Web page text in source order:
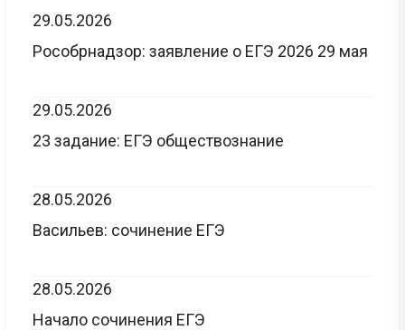
29.05.2026
Рособрнадзор: заявление о ЕГЭ 2026 29 мая
29.05.2026
23 задание: ЕГЭ обществознание
28.05.2026
Васильев: сочинение ЕГЭ
28.05.2026
Начало сочинения ЕГЭ